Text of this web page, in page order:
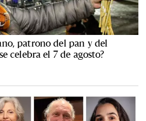
patrono del pan y del
celebra el 7 de agosto?